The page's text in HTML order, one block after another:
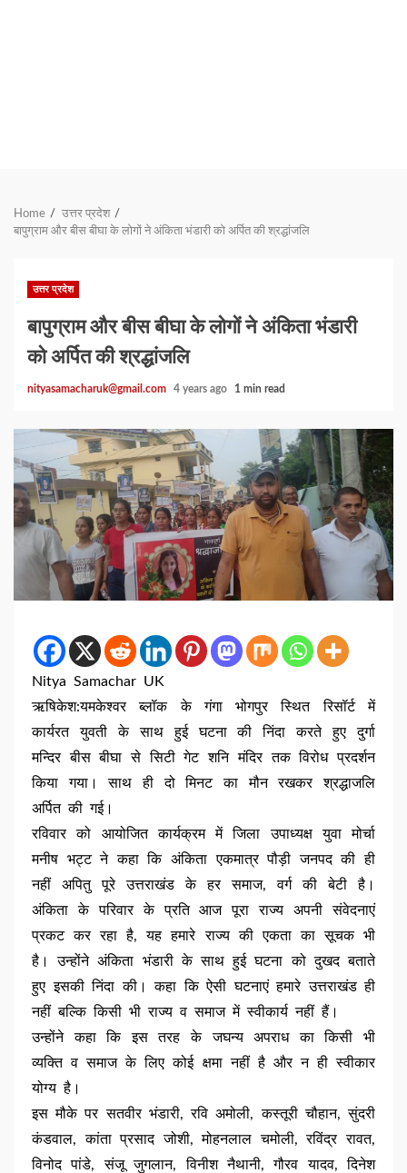
Home
उत्तर प्रदेश
बापुग्राम और बीस बीघा के लोगों ने अंकिता भंडारी को अर्पित की श्रद्धांजलि
उत्तर प्रदेश
बापुग्राम और बीस बीघा के लोगों ने अंकिता भंडारी
को अर्पित की श्रद्धांजलि
nityasamacharuk@gmail.com 4 years ago 1 min read
Nitya Samachar UK
ऋषिकेश:यमकेश्वर ब्लॉक के गंगा भोगपुर स्थित रिसॉर्ट में
कार्यरत युवती के साथ हुई घटना की निंदा करते हुए दुर्गा
मन्दिर बीस बीघा से सिटी गेट शनि मंदिर तक विरोध प्रदर्शन
किया गया। साथ ही दो मिनट का मौन रखकर श्रद्धाजलि
अर्पित की गई।
रविवार को आयोजित कार्यक्रम में जिला उपाध्यक्ष युवा मोर्चा
मनीष भट्ट ने कहा कि अंकिता एकमात्र पौड़ी जनपद की ही
नहीं अपितु पूरे उत्तराखंड के हर समाज, वर्ग की बेटी है।
अंकिता के परिवार के प्रति आज पूरा राज्य अपनी संवेदनाएं
प्रकट कर रहा है, यह हमारे राज्य की एकता का सूचक भी
है। उन्होंने अंकिता भंडारी के साथ हुई घटना को दुखद बताते
हुए इसकी निंदा की। कहा कि ऐसी घटनाएं हमारे उत्तराखंड ही
नहीं बल्कि किसी भी राज्य व समाज में स्वीकार्य नहीं हैं।
उन्होंने कहा कि इस तरह के जघन्य अपराध का किसी भी
व्यक्ति व समाज के लिए कोई क्षमा नहीं है और न ही स्वीकार
योग्य है।
इस मौके पर सतवीर भंडारी, रवि अमोली, कस्तूरी चौहान, सुंदरी
कंडवाल, कांता प्रसाद जोशी, मोहनलाल चमोली, रविंद्र रावत,
विनोद पांडे, संजू जुगलान, विनीश नैथानी, गौरव यादव, दिनेश